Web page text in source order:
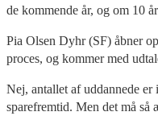
de kommende år, og om 10
Pia Olsen Dyhr (SF) åbner
proces, og kommer med
Nej, antallet af uddannede
sparefremtid. Men det må så